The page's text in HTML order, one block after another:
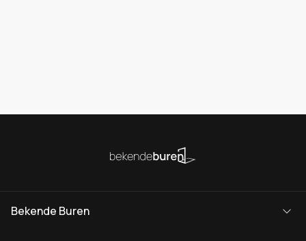
Bekende Buren